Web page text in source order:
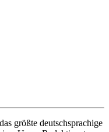
größte deutschsprachige